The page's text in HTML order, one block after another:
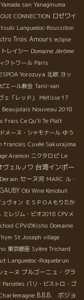
san Yanaginuma
CONNECTION ロゼワイ
Languedoc-Roussillon
Trois Amours eclipse
レイシー Domaine Jérôme
クトワール Paris
ESPOA Yorozuya 北欧 ヨッ
エール教会 Tanii-san
ェ「レッド」 Metisse 17
Beaujolais Nouveau 2018
Frais Ce Qu'Il Te Plaît
ドメーヌ・シャモナール ゆう
francais Cuvée Sakurajima
Aramon ニクタロピ Le
ヴェルノワ 台湾インポー
セーヌ河 MARC ル・
Obi Wine Kenobull
ヴォン ＥＳＰＯＡもりたか
ミレジム・ビオ2018 CPVメ
CPVのKisho Domaine
St Joseph village
東京銀座 Sylère Trichard
Languedoc-Roquebrun
ェーヌ ブルゴーニュ・グラ
パリ・ビストロ・ゴ
B.B.B. ボジョ